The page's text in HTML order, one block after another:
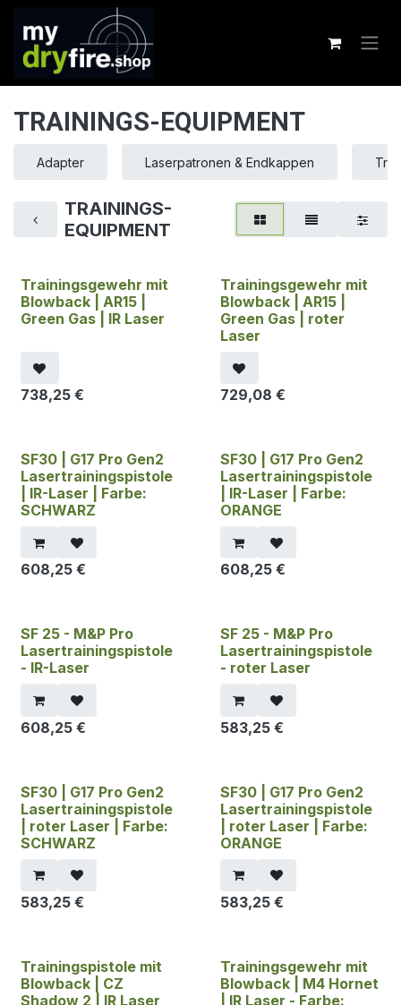
TRAININGS-EQUIPMENT
Adapter Laserpatronen & Endkappen
TRAININGS-
EQUIPMENT
Trainingsgewehr mit
Blowback | AR15 |
Green Gas | IR Laser
738,25 €
Trainingsgewehr mit
Blowback | AR15 |
Green Gas | roter
Laser
729,08 €
SF30 | G17 Pro Gen2
Lasertrainingspistole
| IR-Laser | Farbe:
SCHWARZ
608,25 €
SF30 | G17 Pro Gen2
Lasertrainingspistole
| IR-Laser | Farbe:
ORANGE
608,25€
SF 25 - M&P Pro
Lasertrainingspistole
- IR-Laser
608,25 €
SF 25 - M&P Pro
Lasertrainingspistole
- roter Laser
583,25€
SF30 | G17 Pro Gen2
Lasertrainingspistole
| roter Laser | Farbe:
SCHWARZ
583,25 €
SF30 | G17 Pro Gen2
Lasertrainingspistole
| roter Laser | Farbe:
ORANGE
583,25€
Trainingspistole mit
Blowback | CZ
Shadow 2 | IR Laser
Trainingsgewehr mit
Blowback | M4 Hornet
| IR Laser - Farbe: